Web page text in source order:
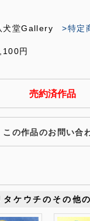
犬堂Gallery>特定
円
売約済作品
この作品のお問い合
タケウチのその他